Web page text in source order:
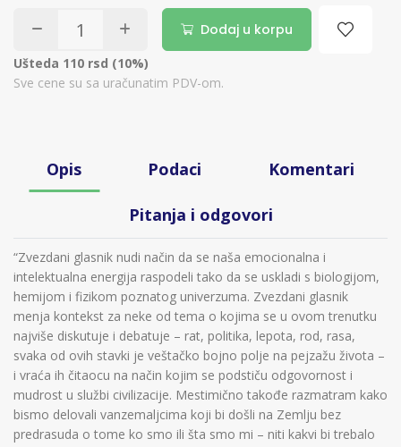
Dodaj u korpu
Ušteda 110 rsd (10%)
Sve cene su sa uračunatim PDV-om.
Opis Podaci Komentari
Pitanja i odgovori
“Zvezdani glasnik nudi način da se naša emocionalna i
intelektualna energija raspodeli tako da se uskladi s biologijom,
hemijom i fizikom poznatog univerzuma. Zvezdani glasnik
menja kontekst za neke od tema o kojima se u ovom trenutku
najviše diskutuje i debatuje – rat, politika, lepota, rod, rasa,
svaka od ovih stavki je veštačko bojno polje na pejzažu života –
i vraća ih čitaocu na način kojim se podstiču odgovornost i
mudrost u službi civilizacije. Mestimično takođe razmatram kako
bismo delovali vanzemaljcima koji bi došli na Zemlju bez
predrasuda o tome ko smo ili šta smo mi – niti kakvi bi trebalo